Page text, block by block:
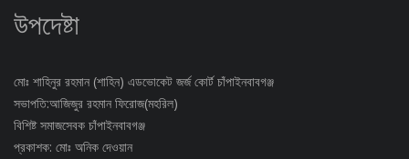
উপদেষ্টা
মোঃ শাহিনুর রহমান (শাহিন) এডভোকেট জর্জ কোর্ট চাঁপাইনবাবগঞ্জ
সভাপতি:আজিজুর রহমান ফিরোজ(মহরিল)
বিশিষ্ট সমাজসেবক চাঁপাইনবাবগঞ্জ
প্রকাশক: মোঃ অনিক দেওয়ান